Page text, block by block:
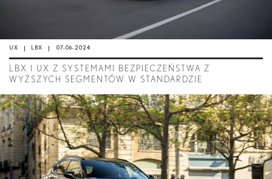
UX LBX 07-06-2024
LBX I UX Z SYSTEMAMI BEZPIECZEŃSTWA Z
WYŻSZYCH SEGMENTÓW W STANDARDZIE